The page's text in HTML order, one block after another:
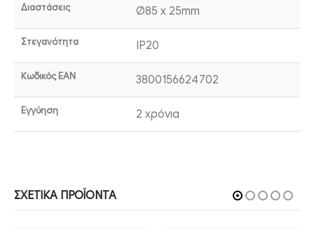
Διαστάσεις Ø85 x 25mm
Στεγανότητα IP20
Κωδικός EAN 3800156624702
Εγγύηση 2 χρόνια
ΣΧΕΤΙΚΆ ΠΡΟΪΌΝΤΑ